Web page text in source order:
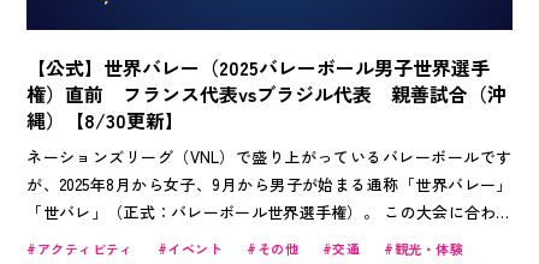
【公式】世界バレー（2025バレーボール男子世界選手
権）直前 フランス代表vsブラジル代表 親善試合（沖
縄）【8/30更新】
ネーションズリーグ（VNL）で盛り上がっているバレーボールです
が、2025年8月から女子、9月から男子が始まる通称「世界バレー」
「世バレ」（正式：バレーボール世界選手権）。 この大会に合わせ
て、沖縄にフランスとブラジルの男子代表チームが合宿と親善試合を
アクティビティ イベント その他 交通 観光・体験